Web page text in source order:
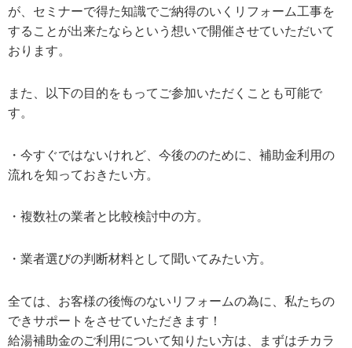
が、セミナーで得た知識でご納得のいくリフォーム工事を
することが出来たならという想いで開催させていただいて
おります。
また、以下の目的をもってご参加いただくことも可能で
す。
・今すぐではないけれど、今後ののために、補助金利用の
流れを知っておきたい方。
・複数社の業者と比較検討中の方。
・業者選びの判断材料として聞いてみたい方。
全ては、お客様の後悔のないリフォームの為に、私たちの
できサポートをさせていただきます！
給湯補助金のご利用について知りたい方は、まずはチカラ